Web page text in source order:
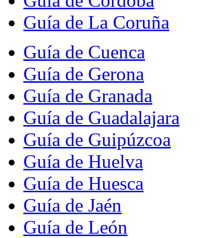
Guía de La Coruña
Guía de Cuenca
Guía de Gerona
Guía de Granada
Guía de Guadalajara
Guía de Guipúzcoa
Guía de Huelva
Guía de Huesca
Guía de Jaén
Guía de León